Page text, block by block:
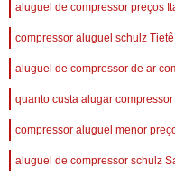
aluguel de compressor preços
compressor aluguel schulz Tietê
aluguel de compressor de ar
quanto custa alugar
compressor aluguel menor
aluguel de compressor schulz